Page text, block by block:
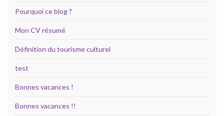
Pourquoi ce blog ?
Mon CV résumé
Définition du tourisme culturel
test
Bonnes vacances !
Bonnes vacances !!